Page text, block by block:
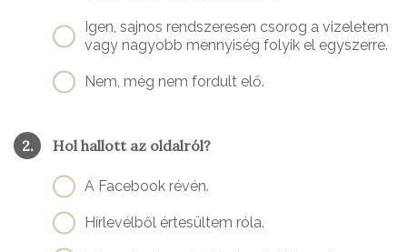
Igen, sajnos rendszeresen csorog a vizeletem
vagy nagyobb mennyiség folyik el egyszerre.
Nem, még nem fordult elő.
2. Hol hallott az oldalról?
A Facebook révén.
Hírlevélből értesültem róla.